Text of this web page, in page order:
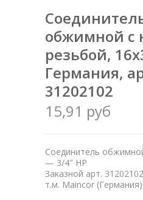
обжимной с
резьбой,
Германия,
31202102
15,91 руб
Соединитель
— 3/4″ НР
Заказной арт. 31202102
т.м. Maincor (Германия)